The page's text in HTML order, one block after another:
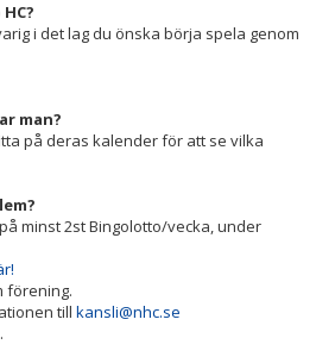
i det lag du önska börja spela genom
man?
på deras kalender för att se vilka
minst 2st Bingolotto/vecka, under
förening.
till kansli@nhc.se